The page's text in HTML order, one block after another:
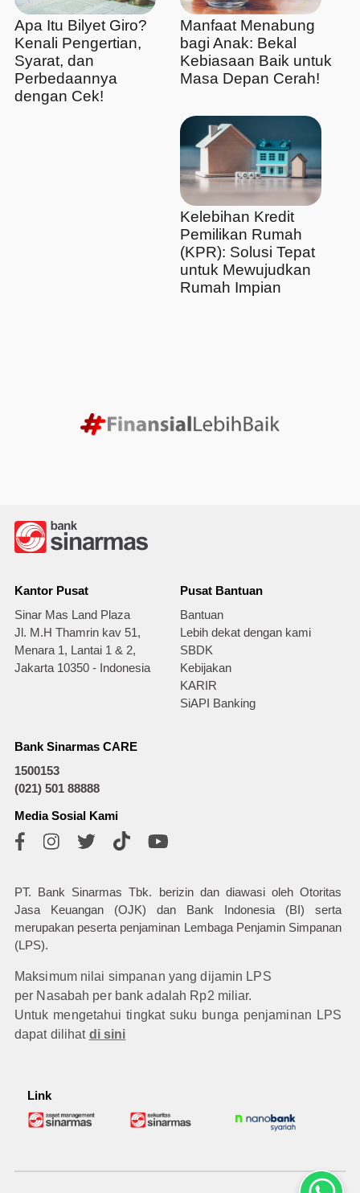
Apa Itu Bilyet Giro?
Kenali Pengertian,
Syarat, dan
Perbedaannya
dengan Cek!
Manfaat Menabung
bagi Anak: Bekal
Kebiasaan Baik untuk
Masa Depan Cerah!
Kelebihan Kredit
Pemilikan Rumah
(KPR): Solusi Tepat
untuk Mewujudkan
Rumah Impian
Kantor Pusat
Sinar Mas Land Plaza
Jl. M.H Thamrin kav 51,
Menara 1, Lantai 1 & 2,
Jakarta 10350 - Indonesia
Pusat Bantuan
Bantuan
Lebih dekat dengan kami
SBDK
Kebijakan
KARIR
SiAPI Banking
Bank Sinarmas CARE
1500153
(021) 501 88888
Media Sosial Kami
PT. Bank Sinarmas Tbk. berizin dan diawasi oleh Otoritas
Jasa Keuangan (OJK) dan Bank Indonesia (BI) serta
merupakan peserta penjaminan Lembaga Penjamin Simpanan
(LPS).
Maksimum nilai simpanan yang dijamin LPS
per Nasabah per bank adalah Rp2 miliar.
Untuk mengetahui tingkat suku bunga penjaminan LPS
dapat dilihat di sini
Link